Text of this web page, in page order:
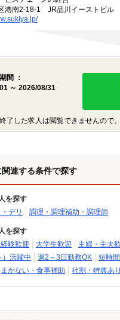
港南2-18-1 JR品川イーストビル
間 ：
～ 2026/08/31
了した求人は閲覧できませんので
連する条件で探す
を探す
デリ
調理・調理補助・調理師
を探す
験歓迎 大学生歓迎 主婦・主夫
）活躍中
週2～3日勤務OK 短時
まかない・食事補助 社割・特典あり